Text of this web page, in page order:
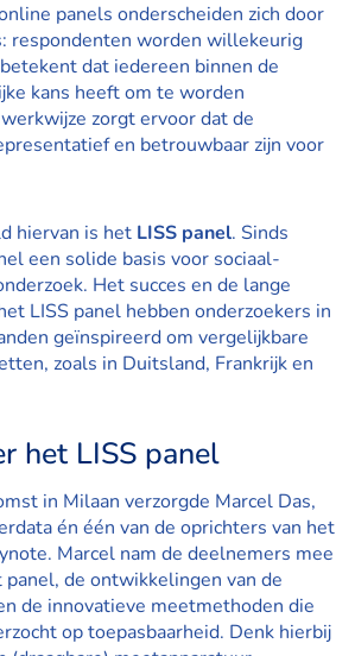
panels onderscheiden zich door
respondenten worden willekeurig
dat iedereen binnen de
kans heeft om te worden
zorgt ervoor dat de
en betrouwbaar zijn voor
hiervan is het LISS panel. Sinds
een solide basis voor sociaal-
Het succes en de lange
LISS panel hebben onderzoekers in
geïnspireerd om vergelijkbare
zoals in Duitsland, Frankrijk en
het LISS panel
in Milaan verzorgde Marcel Das,
én één van de oprichters van het
Marcel nam de deelnemers mee
panel, de ontwikkelingen van de
de innovatieve meetmethoden die
op toepasbaarheid. Denk hierbij